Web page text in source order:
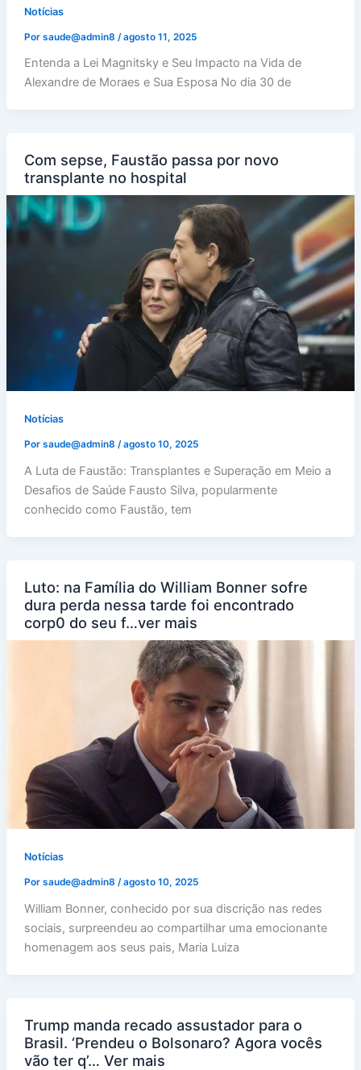
Notícias
Por saude@admin8 /agosto 11, 2025
Entenda a Lei Magnitsky e Seu Impacto na Vida de
Alexandre de Moraes e Sua Esposa No dia 30 de
Com sepse, Faustão passa por novo
transplante no hospital
Notícias
Por saude@admin8 /agosto 10, 2025
A Luta de Faustão: Transplantes e Superação em Meio a
Desafios de Saúde Fausto Silva, popularmente
conhecido como Faustão, tem
Luto: na Família do William Bonner sofre
dura perda nessa tarde foi encontrado
corp0 do seu f…ver mais
Notícias
Por saude@admin8 /agosto 10, 2025
William Bonner, conhecido por sua discrição nas redes
sociais, surpreendeu ao compartilhar uma emocionante
homenagem aos seus pais, Maria Luiza
Trump manda recado assustador para o
Brasil. ‘Prendeu o Bolsonaro? Agora vocês
vão ter q’… Ver mais